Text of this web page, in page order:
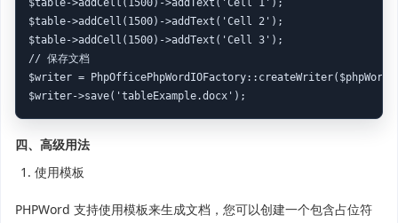
$table->addCell(1500)->addText('Cell 1');
$table->addCell(1500)->addText('Cell 2');
$table->addCell(1500)->addText('Cell 3');
// 保存文档
$writer =
四、高级用法
使用模板
PHPWord 支持使用模板来生成文档，您可以创建一个包含占位符